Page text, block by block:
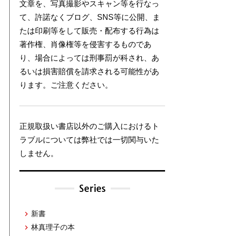
文章を、写真撮影やスキャン等を行なっ
て、許諾なくブログ、SNS等に公開、ま
たは印刷等をして販売・配布する行為は
著作権、肖像権等を侵害するものであ
り、場合によっては刑事罰が科され、あ
るいは損害賠償を請求される可能性があ
ります。ご注意ください。
正規取扱い書店以外のご購入におけるト
ラブルについては弊社では一切関与いた
しません。
Series
新書
林真理子の本